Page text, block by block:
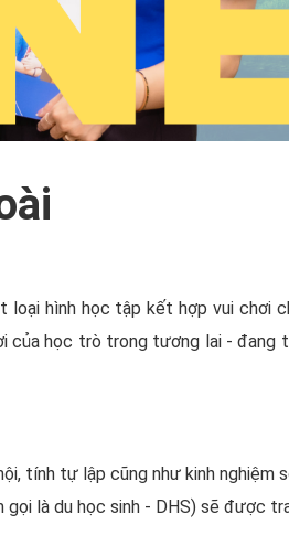
hình học tập kết hợp vui chơi
học trò trong tương lai - đang
tính tự lập cũng như kinh nghiệm
là du học sinh - DHS) sẽ được